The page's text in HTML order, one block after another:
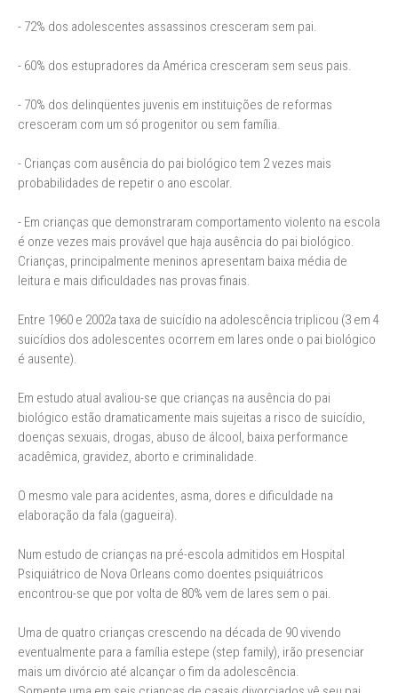
- 72% dos adolescentes assassinos cresceram sem pai.
- 60% dos estupradores da América cresceram sem seus pais.
- 70% dos delinqüentes juvenis em instituições de reformas
cresceram com um só progenitor ou sem família.
- Crianças com ausência do pai biológico tem 2 vezes mais
probabilidades de repetir o ano escolar.
- Em crianças que demonstraram comportamento violento na escola
é onze vezes mais provável que haja ausência do pai biológico.
Crianças, principalmente meninos apresentam baixa média de
leitura e mais dificuldades nas provas finais.
Entre 1960 e 2002a taxa de suicídio na adolescência triplicou (3 em 4
suicídios dos adolescentes ocorrem em lares onde o pai biológico
é ausente).
Em estudo atual avaliou-se que crianças na ausência do pai
biológico estão dramaticamente mais sujeitas a risco de suicídio,
doenças sexuais, drogas, abuso de álcool, baixa performance
acadêmica, gravidez, aborto e criminalidade.
O mesmo vale para acidentes, asma, dores e dificuldade na
elaboração da fala (gagueira).
Num estudo de crianças na pré-escola admitidos em Hospital
Psiquiátrico de Nova Orleans como doentes psiquiátricos
encontrou-se que por volta de 80% vem de lares sem o pai.
Uma de quatro crianças crescendo na década de 90 vivendo
eventualmente para a família estepe (step family), irão presenciar
mais um divórcio até alcançar o fim da adolescência.